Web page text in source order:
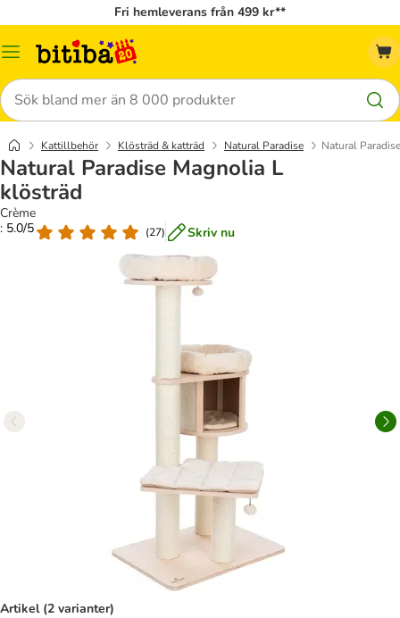
Fri hemleverans från 499 kr**
Meny
Sök
Kattillbehör Klösträd & katträd Natural Paradise Natural
Natural Paradise Magnolia L
klösträd
Crème
: 5.0/5
(27) Skriv nu
Artikel (2 varianter)